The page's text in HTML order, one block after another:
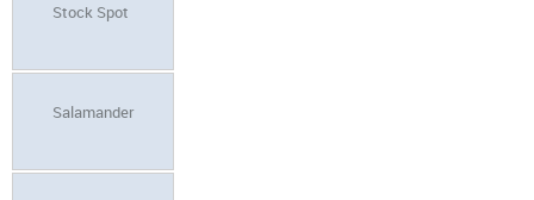
Stock Spot
Salamander